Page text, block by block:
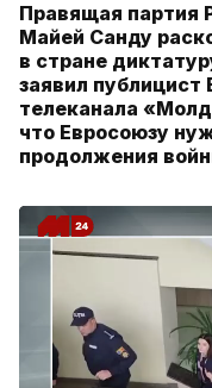
Правящая партия
Майей Санду
в стране
заявил публицист
телеканала
что Евросоюзу
продолжения